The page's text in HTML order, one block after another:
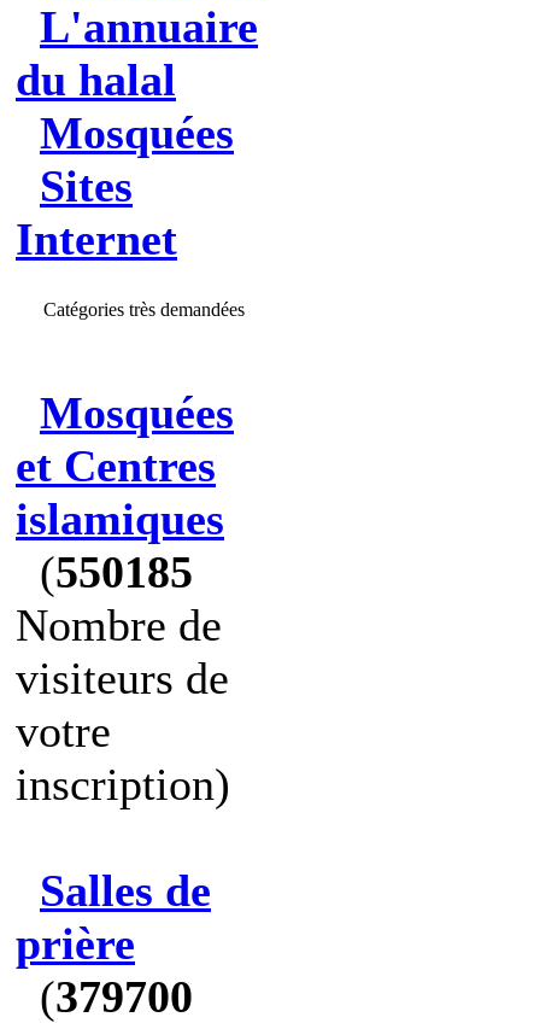
L'annuaire
du halal
Mosquées
Sites
Internet
Catégories très demandées
Mosquées
et Centres
islamiques
(550185
Nombre de
visiteurs de
votre
inscription)
Salles de
prière
(379700